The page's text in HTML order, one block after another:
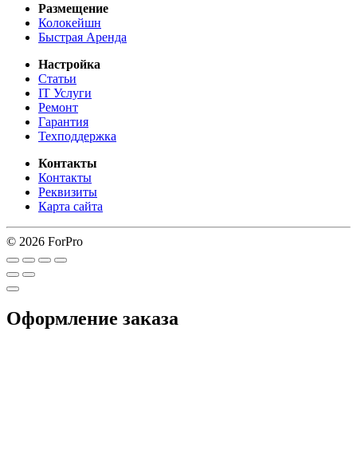
Размещение
Колокейшн
Быстрая Аренда
Настройка
Статьи
IT Услуги
Ремонт
Гарантия
Техподдержка
Контакты
Контакты
Реквизиты
Карта сайта
© 2026 ForPro
Оформление заказа